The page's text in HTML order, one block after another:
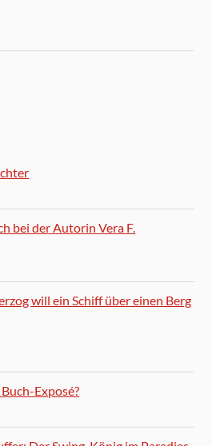
bei der Autorin Vera F.
will ein Schiff über einen Berg
Exposé?